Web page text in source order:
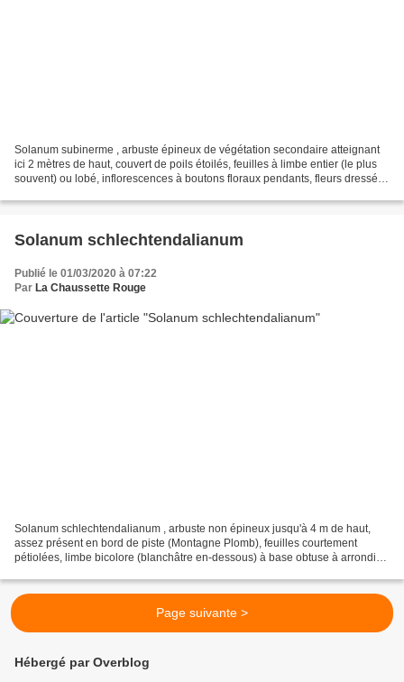
Solanum subinerme , arbuste épineux de végétation secondaire atteignant
ici 2 mètres de haut, couvert de poils étoilés, feuilles à limbe entier (le plus
souvent) ou lobé, inflorescences à boutons floraux pendants, fleurs dressées
Solanum schlechtendalianum
Publié le 01/03/2020 à 07:22
Par La Chaussette Rouge
Solanum schlechtendalianum , arbuste non épineux jusqu'à 4 m de haut,
assez présent en bord de piste (Montagne Plomb), feuilles courtement
pétiolées, limbe bicolore (blanchâtre en-dessous) à base obtuse à arrondie,
Page suivante >
Hébergé par Overblog